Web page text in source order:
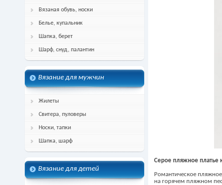
Вязаная обувь, носки
Белье, купальник
Шапка, берет
Шарф, снуд, палантин
Вязание для мужчин
Жилеты
Свитера, пуловеры
Носки, тапки
Шапка, шарф
Вязание для детей
Серое пляжное платье
Романтическое
на горячем пляжном